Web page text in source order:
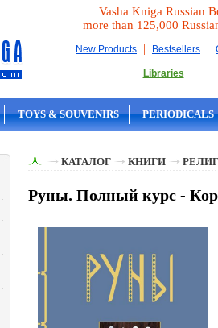
Vasha Kniga Russian
more than 125,000
New Products | Bestsellers |
Libraries
TOYS & SOUVENIRS PERIODICALS
КАТАЛОГ КНИГИ
Руны. Полный курс -